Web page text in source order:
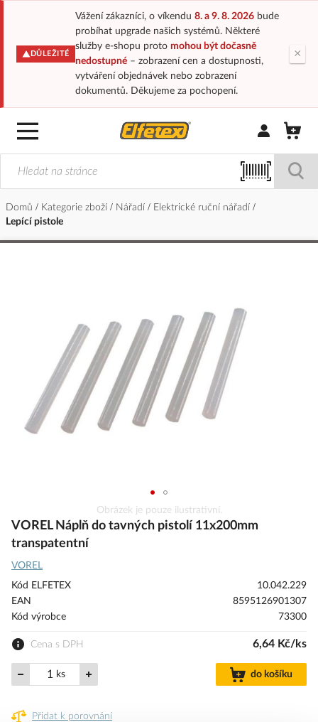
DŮLEŽITÉ
Vážení zákazníci, o víkendu 8. a 9. 8. 2026bude
probíhat upgrade našich systémů. Některé
služby e-shopu proto mohou být dočasně
nedostupné– zobrazení cen a dostupnosti,
vytváření objednávek nebo zobrazení
dokumentů. Děkujeme za pochopení.
×
Přihlásit/
Domů Kategorie zboží Nářadí
Elektrické ruční nářadí
Lepící pistole
na
začátek
s
obrázky
Obrázek je pouze ilustrativní.
VOREL Náplň do tavných pistolí 11x200mm
transpatentní
VOREL
Kód ELFETEX
10.042.229
EAN
8595126901307
Kód výrobce
73300
Cena s DPH 6,64 Kč/ks
ks do košíku
Přidat k porovnání